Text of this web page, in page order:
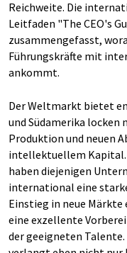
Reichweite. Die
Leitfaden "The CEO's
zusammengefasst,
Führungskräfte mit
ankommt.
Der Weltmarkt bietet
und Südamerika
Produktion und neuen
intellektuellem
haben diejenigen
international eine
Einstieg in neue
eine exzellente
der geeigneten